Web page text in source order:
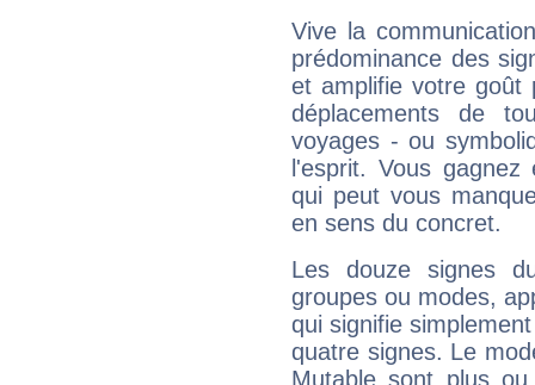
Vive la
prédominance des
et amplifie votre goût
déplacements de
voyages - ou
l'esprit. Vous
qui peut vous
en sens du concret.
Les douze signes
groupes ou modes,
qui signifie
quatre signes. Le
Mutable sont plus